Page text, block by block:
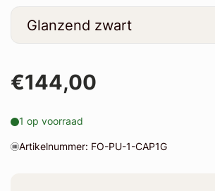
€144,00
1 op voorraad
Artikelnummer: FO-PU-1-CAP1G